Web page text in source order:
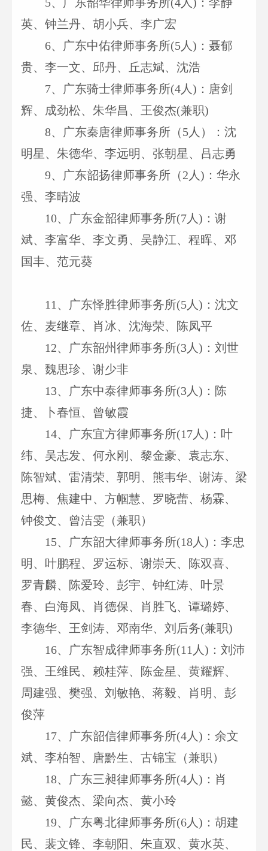
英、钟兰丹、胡小兵、李广宏
6、广东中佑律师事务所(5人)：聂郁
贵、李一文、邱丹、丘志斌、沈浩
7、 广东骑士律师事务所(4人)：唐剑
辉、成劲松、朱华昌、王俊杰(兼职)
8、广东秦唐律师事务所（5人）：沈
明星、朱德华、李远明、张朝星、吕志勇
9、广东韶扬律师事务所（2人)：华永
强、李晴波
10、广东金韶律师事务所(7人)：谢
斌、李富华、李文勇、吴静江、程晖、邓
国丰、范元葵
11 、广东怿胜律师事务所(5人)：沈文
佐、麦继章、肖冰、沈海荣、陈凤平
12、广东韶州律师事务所(3人)：刘世
泉、魏思珍、谢少非
13、广东中泰律师事务所(3人)：陈
捷、卜春恒、曾敏霞
14、广东宜方律师事务所(17人)：叶
纬、吴志发、何永刚、黎金豪、袁志东、
陈智斌、雷清荣、郭明、熊韦华、谢涛、梁
思梅、焦建中、方帼慧、罗晓蕾、杨霖、
钟俊文、曾洁雯（兼职）
15、广东韶大律师事务所(18人)：李忠
明、叶鹏程、罗运标、谢崇天、陈双喜、
罗青麟、陈爱玲、彭宇、钟红涛、叶景
春、白海凤、肖德保、肖胜飞、谭璐婷、
李德华、王剑涛、邓南华、刘后务(兼职)
16、广东智成律师事务所(11人)：刘沛
强、王维民、赖桂萍、陈金星、黄耀辉、
周建强、樊强、刘敏艳、蒋毅、肖明、彭
俊萍
17、广东韶信律师事务所(4人)：余文
斌、李柏智、唐黔生、古锦宝（兼职）
18、广东三昶律师事务所(4人)：肖
懿、黄俊杰、梁向杰、黄小玲
19、广东粤北律师事务所(6人)：胡建
民、裴文锋、李朝阳、朱直双、黄水英、